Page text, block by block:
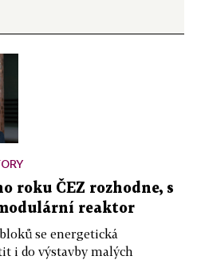
roku ČEZ rozhodne, s
reaktor
se energetická
i do výstavby malých